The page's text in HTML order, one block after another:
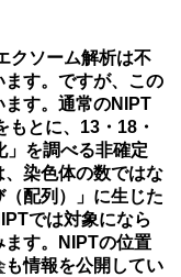
クソーム解析は不
す。ですが、この
す。 通常のNIPT
とに、13・18・
」を調べる非確定
染色体の数ではな
配列）」に生じた
では対象になら
す。NIPTの位置
も情報を公開してい